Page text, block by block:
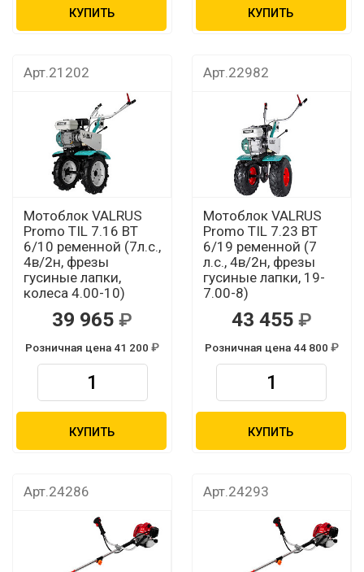
КУПИТЬ КУПИТЬ
Арт.21202
Мотоблок VALRUS
Promo TIL 7.16 BT
6/10 ременной (7л.с.,
4в/2н, фрезы
гусиные лапки,
колеса 4.00-10)
39 965
Розничная цена 41 200
КУПИТЬ
Арт.22982
Мотоблок VALRUS
Promo TIL 7.23 ВТ
6/19 ременной (7
л.с., 4в/2н, фрезы
гусиные лапки, 19-
7.00-8)
43 455
Розничная цена 44 800
КУПИТЬ
Арт.24286 Арт.24293